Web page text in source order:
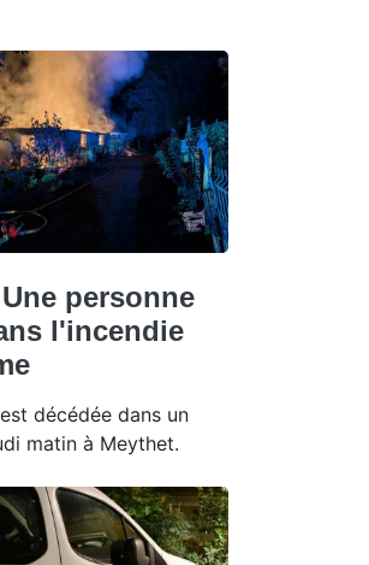
personne
l'incendie
décédée dans un
matin à Meythet.